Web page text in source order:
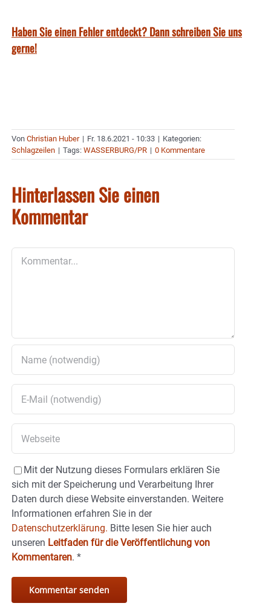
Haben Sie einen Fehler entdeckt? Dann schreiben Sie uns
gerne!
Von Christian Huber | Fr. 18.6.2021 - 10:33 | Kategorien:
Schlagzeilen | Tags: WASSERBURG/PR | 0 Kommentare
Hinterlassen Sie einen
Kommentar
Mit der Nutzung dieses Formulars erklären Sie
sich mit der Speicherung und Verarbeitung Ihrer
Daten durch diese Website einverstanden. Weitere
Informationen erfahren Sie in der
Datenschutzerklärung. Bitte lesen Sie hier auch
unseren Leitfaden für die Veröffentlichung von
Kommentaren. *